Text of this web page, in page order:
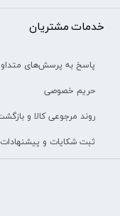
خدمات مشتریان
پاسخ به پرسش‌های
حریم خصوصی
روند مرجوعی کالا و
ثبت شکایات و پیشنهادات